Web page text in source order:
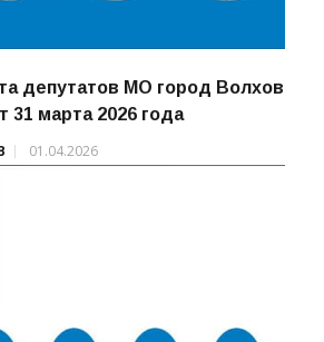
депутатов МО город Волхов
31 марта 2026 года
01.04.2026